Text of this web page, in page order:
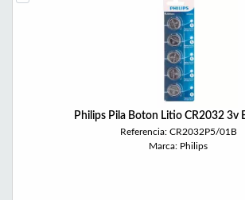
Philips Pila Boton Litio CR2032 3v
Referencia: CR2032P5/01B
Marca: Philips